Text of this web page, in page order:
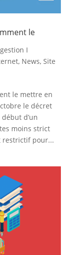
le
I
, News, Site
le mettre en
le décret
d’un
moins strict
restrictif pour...